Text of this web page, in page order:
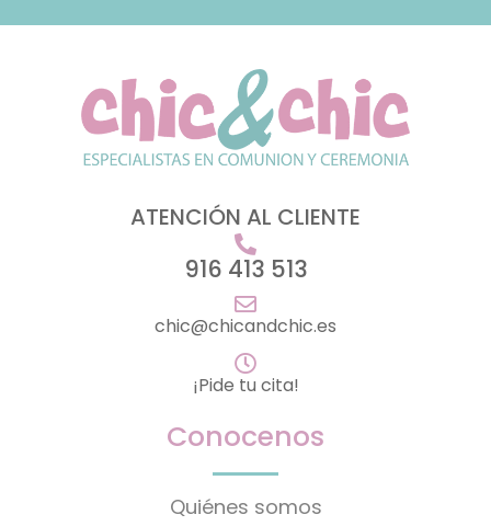
ATENCIÓN AL CLIENTE
916 413 513
chic@chicandchic.es
¡Pide tu cita!
Conocenos
Quiénes somos